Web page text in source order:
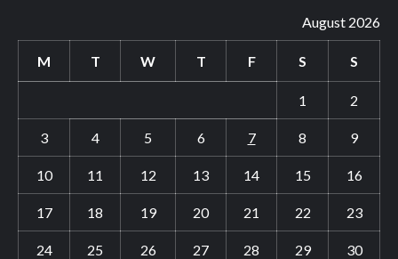
August 2026
M T W T F S S
1 2
3 4 5 6 7 8 9
10 11 12 13 14 15 16
17 18 19 20 21 22 23
24 25 26 27 28 29 30